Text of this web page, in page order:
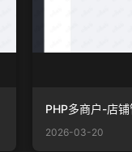
PHP多商户-店
2026-03-20